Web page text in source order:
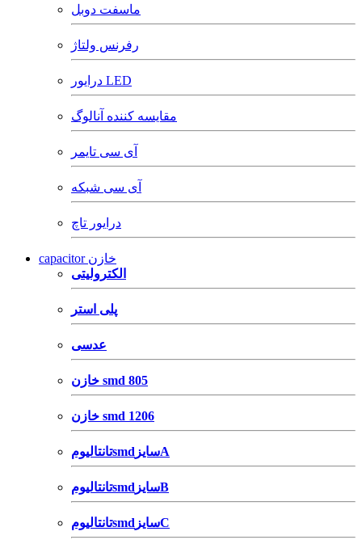
ماسفت دوبل
رفرنس ولتاژ
درایور LED
مقایسه کننده آنالوگ
آی سی تایمر
آی سی شبکه
درایور تاچ
capacitor خازن
الکترولیتی
پلی استر
عدسی
خازن smd 805
خازن smd 1206
تانتالیومsmdسایزA
تانتالیومsmdسایزB
تانتالیومsmdسایزC